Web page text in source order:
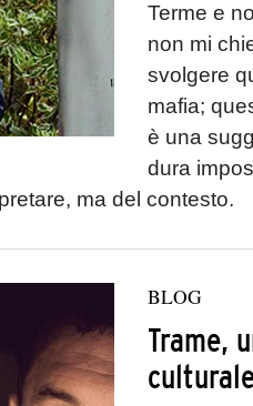
Terme e
non mi
svolgere
mafia;
è una
dura
ma del contesto.
BLOG
Trame,